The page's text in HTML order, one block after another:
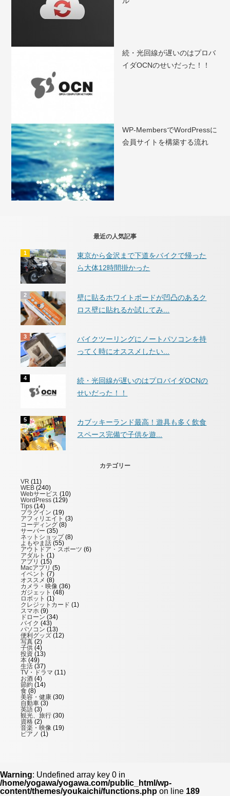
続・光回線が遅いのはプロバ
イダOCNのせいだった！！
WP-MembersでWordPressに
会員サイトを構築する流れ
最近の人気記事
東京から金沢まで下道をバイクで帰った
ら大体12時間掛かった
壁に貼るホワイトボードが凹凸のあるク
ロス壁に貼れるか試してみ...
バイクツーリングにノートパソコンを持
ってく時にオススメしたい...
続・光回線が遅いのはプロバイダOCNの
せいだった！！
カブッキーランド最高！遊具も多く飲食
スペース完備で子供を遊...
カテゴリー
VR (11)
WEB (240)
Webサービス (10)
WordPress (129)
Tips (14)
プラグイン (19)
アフィリエイト (3)
コーディング (8)
サーバー (35)
ネットショップ(8)
よもやま話 (55)
アウトドア・スポーツ (6)
アダルト (1)
アプリ (15)
Macアプリ (5)
イベント (7)
オススメ (8)
カメラ・映像 (36)
ガジェット (48)
ロボット (1)
クレジットカード (1)
スマホ (9)
ドローン (34)
バイク (43)
パソコン (13)
便利グッズ (12)
写真 (2)
子供 (4)
投資 (13)
本 (49)
生活 (37)
TV・ドラマ (11)
お酒 (4)
節約 (14)
食 (8)
美容・健康 (30)
自動車 (3)
英語 (3)
観光、旅行 (30)
資格 (2)
音楽・映像 (19)
ピアノ (1)
Warning: Undefined array key 0 in
/home/yogawa/yogawa.com/public_html/wp-
content/themes/youkaichi/functions.php on line 189